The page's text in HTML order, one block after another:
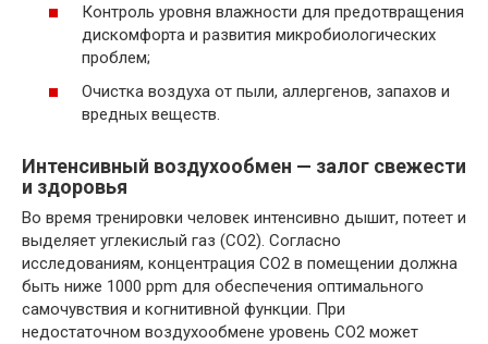
Контроль уровня влажности для предотвращения
дискомфорта и развития микробиологических
проблем;
Очистка воздуха от пыли, аллергенов, запахов и
вредных веществ.
Интенсивный воздухообмен — залог свежести
и здоровья
Во время тренировки человек интенсивно дышит, потеет и
выделяет углекислый газ (CO2). Согласно
исследованиям, концентрация CO2 в помещении должна
быть ниже 1000 ppm для обеспечения оптимального
самочувствия и когнитивной функции. При
недостаточном воздухообмене уровень CO2 может